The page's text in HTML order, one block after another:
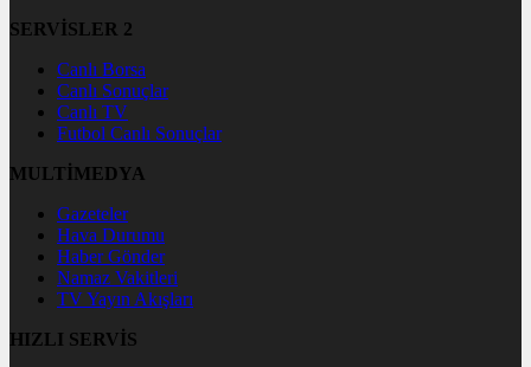
SERVİSLER 2
Canlı Borsa
Canlı Sonuçlar
Canlı TV
Futbol Canlı Sonuçlar
MULTİMEDYA
Gazeteler
Hava Durumu
Haber Gönder
Namaz Vakitleri
TV Yayın Akışları
HIZLI SERVİS